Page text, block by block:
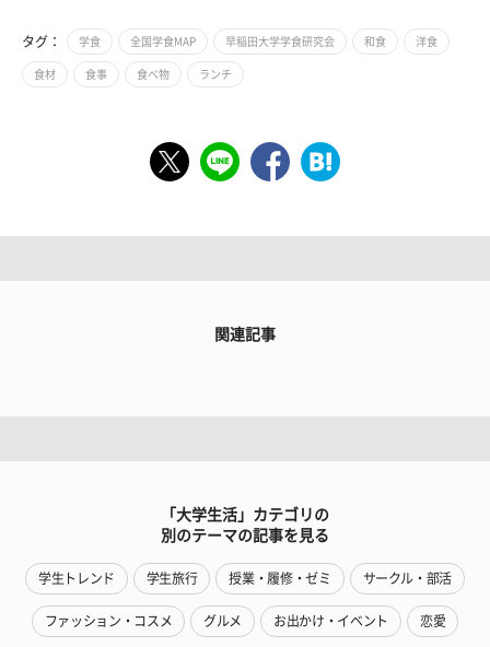
タグ： 学食 全国学食MAP 早稲田大学学食研究会 和食 洋食
食材 食事 食べ物 ランチ
関連記事
「大学生活」カテゴリの
別のテーマの記事を見る
学生トレンド 学生旅行 授業・履修・ゼミ サークル・部活
ファッション・コスメ グルメ お出かけ・イベント 恋愛